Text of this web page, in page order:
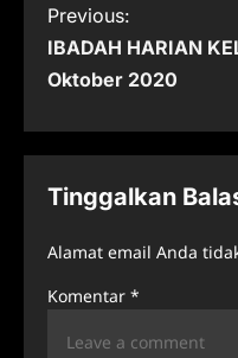
P
o
t
n
Previous:
IBADAH HARIAN
Oktober 2020
Tinggalkan
Alamat email Anda
Komentar *